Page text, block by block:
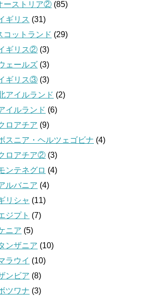
ーストリア② (85)
ギリス (31)
コットランド (29)
ギリス② (3)
ェールズ (3)
ギリス③ (3)
アイルランド (2)
イルランド (6)
ロアチア (9)
スニア・ヘルツェゴビナ (4)
ロアチア② (3)
ンテネグロ (4)
ルバニア (4)
リシャ (11)
ジプト (7)
ニア (5)
ンザニア (10)
ラウイ (10)
ンビア (8)
ツワナ (3)